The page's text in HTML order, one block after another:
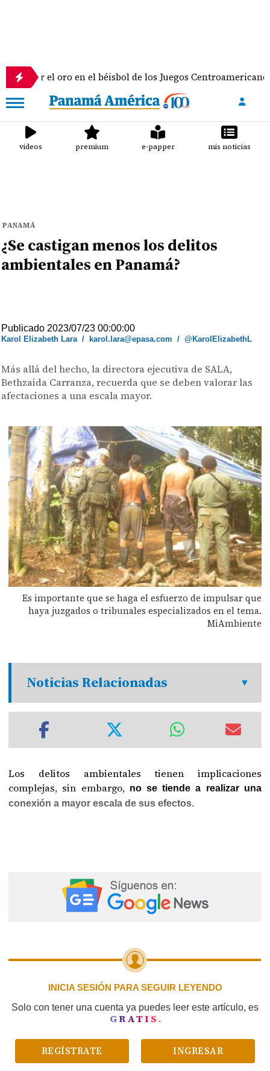
oro en el béisbol de los Juegos Centroamericanos y del
videos premium e-papper mis noticias
PANAMÁ
¿Se castigan menos los delitos
ambientales en Panamá?
Publicado 2023/07/23 00:00:00
Karol Elizabeth Lara/ karol.lara@epasa.com /@KarolElizabethL
Más allá del hecho, la directora ejecutiva de SALA,
Bethzaida Carranza, recuerda que se deben valorar las
afectaciones a una escala mayor.
Es importante que se haga el esfuerzo de impulsar que
haya juzgados o tribunales especializados en el tema.
MiAmbiente
Noticias Relacionadas
Los delitos ambientales tienen implicaciones
complejas, sin embargo, no se tiende a realizar una
conexión a mayor escala de sus efectos.
INICIA SESIÓN PARA SEGUIR LEYENDO
Solo con tener una cuenta ya puedes leer este artículo, es
GRATIS .
REGÍSTRATE INGRESAR